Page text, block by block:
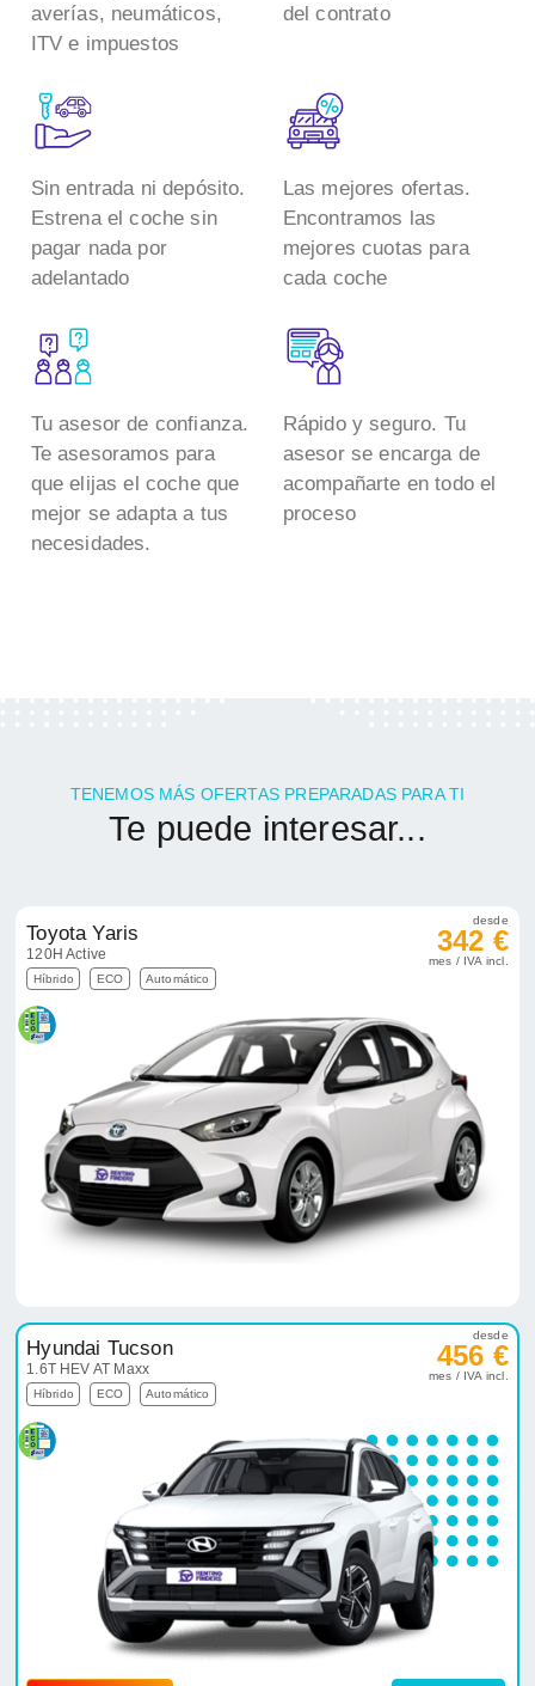
averías, neumáticos,
ITV e impuestos
del contrato
Sin entrada ni depósito.
Estrena el coche sin
pagar nada por
adelantado
Las mejores ofertas.
Encontramos las
mejores cuotas para
cada coche
Tu asesor de confianza.
Te asesoramos para
que elijas el coche que
mejor se adapta a tus
necesidades.
Rápido y seguro. Tu
asesor se encarga de
acompañarte en todo el
proceso
TENEMOS MÁS OFERTAS PREPARADAS PARA TI
Te puede interesar...
Toyota Yaris
120H Active
Híbrido ECO Automático
desde
342 €
mes / IVA incl.
Hyundai Tucson
1.6T HEV AT Maxx
Híbrido ECO Automático
desde
456 €
mes / IVA incl.